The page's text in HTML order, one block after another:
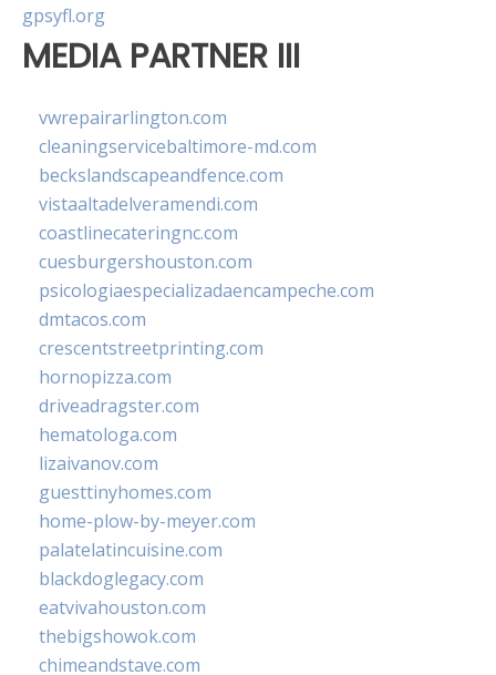
gpsyfl.org
MEDIA PARTNER III
vwrepairarlington.com
cleaningservicebaltimore-md.com
beckslandscapeandfence.com
vistaaltadelveramendi.com
coastlinecateringnc.com
cuesburgershouston.com
psicologiaespecializadaencampeche.com
dmtacos.com
crescentstreetprinting.com
hornopizza.com
driveadragster.com
hematologa.com
lizaivanov.com
guesttinyhomes.com
home-plow-by-meyer.com
palatelatincuisine.com
blackdoglegacy.com
eatvivahouston.com
thebigshowok.com
chimeandstave.com